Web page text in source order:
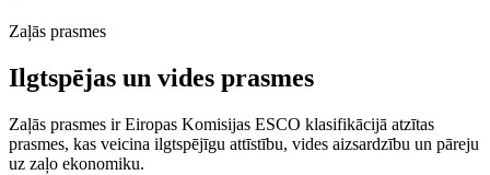
Zaļās prasmes
Ilgtspējas un vides prasmes
Zaļās prasmes ir Eiropas Komisijas ESCO klasifikācijā atzītas
prasmes, kas veicina ilgtspējīgu attīstību, vides aizsardzību un pāreju
uz zaļo ekonomiku.